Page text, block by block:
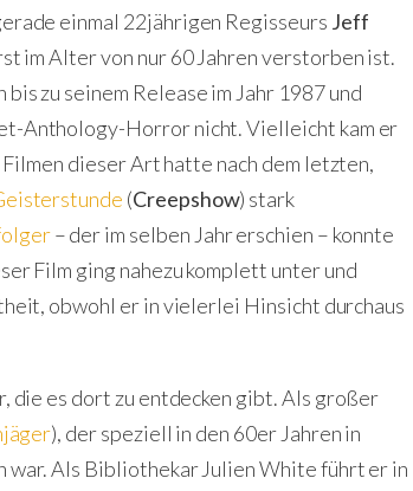
einmal 22jährigen Regisseurs Jeff
im Alter von nur 60 Jahren verstorben ist.
zu seinem Release im Jahr 1987 und
Anthology-Horror nicht. Vielleicht kam er
dieser Art hatte nach dem letzten,
(Creepshow) stark
– der im selben Jahr erschien – konnte
Film ging nahezu komplett unter und
obwohl er in vielerlei Hinsicht durchaus
die es dort zu entdecken gibt. Als großer
), der speziell in den 60er Jahren in
war. Als Bibliothekar Julien White führt er in